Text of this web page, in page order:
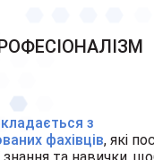
з
фахівців, які